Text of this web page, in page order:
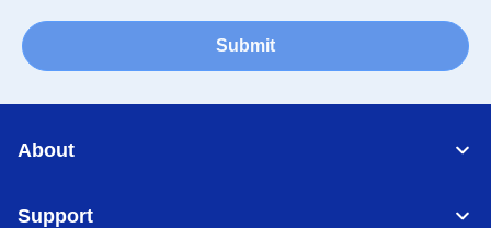
Submit
About
Support